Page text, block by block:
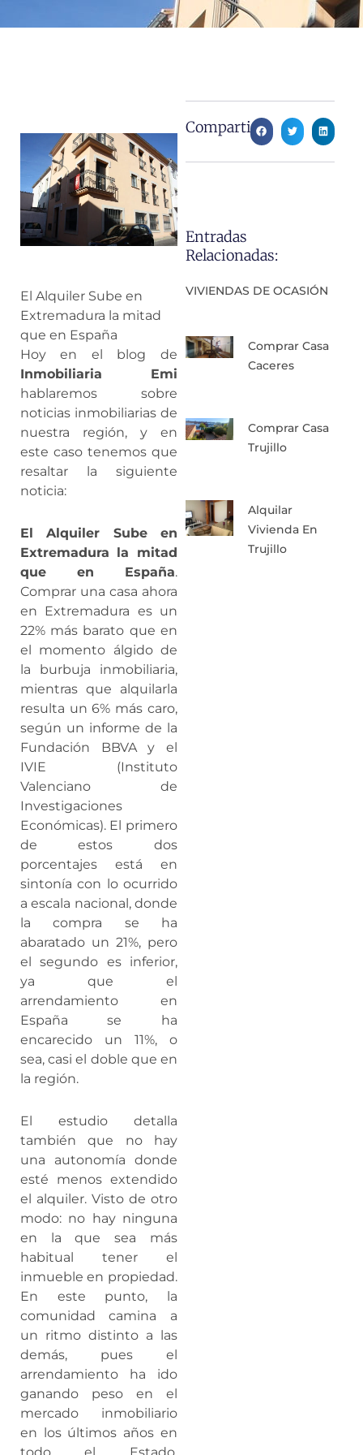
El Alquiler Sube en
Extremadura la mitad
que en España
Hoy en el blog de
Inmobiliaria Emi
hablaremos sobre
noticias inmobiliarias de
nuestra región, y en
este caso tenemos que
resaltar la siguiente
noticia:
El Alquiler Sube en
Extremadura la mitad
que en España.
Comprar una casa ahora
en Extremadura es un
22% más barato que en
el momento álgido de
la burbuja inmobiliaria,
mientras que alquilarla
resulta un 6% más caro,
según un informe de la
Fundación BBVA y el
IVIE (Instituto
Valenciano de
Investigaciones
Económicas). El primero
de estos dos
porcentajes está en
sintonía con lo ocurrido
a escala nacional, donde
la compra se ha
abaratado un 21%, pero
el segundo es inferior,
ya que el
arrendamiento en
España se ha
encarecido un 11%, o
sea, casi el doble que en
la región.
El estudio detalla
también que no hay
una autonomía donde
esté menos extendido
el alquiler. Visto de otro
modo: no hay ninguna
en la que sea más
habitual tener el
inmueble en propiedad.
En este punto, la
comunidad camina a
un ritmo distinto a las
demás, pues el
arrendamiento ha ido
ganando peso en el
mercado inmobiliario
en los últimos años en
Compartir:
Entradas
Relacionadas:
VIVIENDAS DE OCASIÓN
Comprar Casa
Caceres
Comprar Casa
Trujillo
Alquilar
Vivienda En
Trujillo